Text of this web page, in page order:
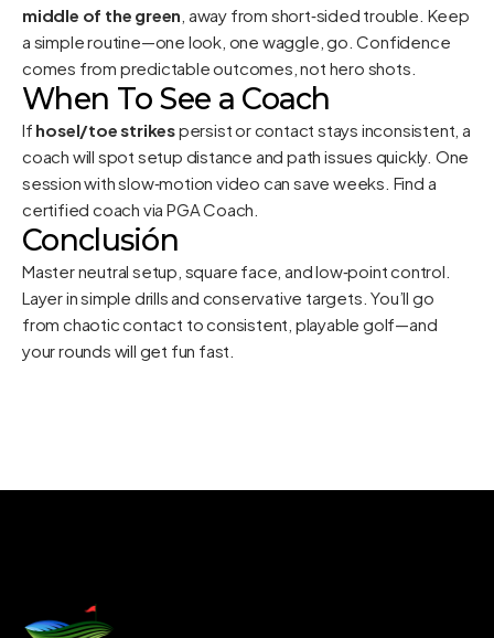
middle of the green , away from short‑sided trouble. Keep
a simple routine—one look, one waggle, go. Confidence
comes from predictable outcomes, not hero shots.
When To See a Coach
If hosel/toe strikespersist or contact stays inconsistent, a
coach will spot setup distance and path issues quickly. One
session with slow‑motion video can save weeks. Find a
certified coach viaPGA Coach
Conclusión
Master neutral setup, square face, and low‑point control.
Layer in simple drills and conservative targets. You’ll go
from chaotic contact to consistent, playable golf—and
your rounds will get fun fast.